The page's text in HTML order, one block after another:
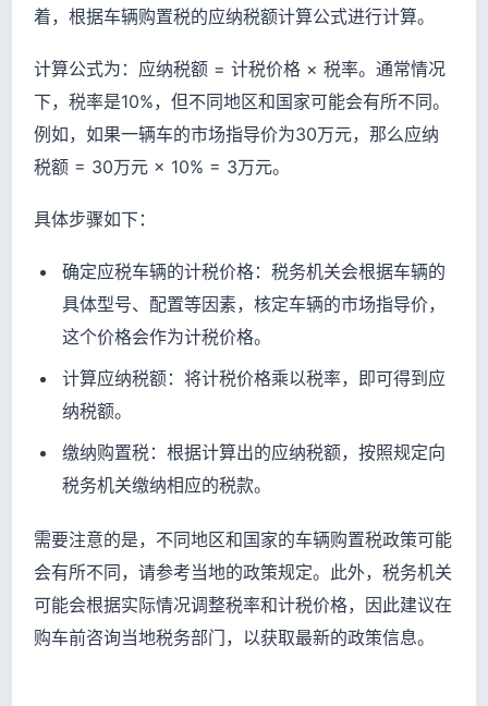
着，根据车辆购置税的应纳税额计算公式进行计算。
计算公式为：应纳税额 = 计税价格 × 税率。通常情况
下，税率是10%，但不同地区和国家可能会有所不同。
例如，如果一辆车的市场指导价为30万元，那么应纳
税额 = 30万元 × 10% = 3万元。
具体步骤如下：
确定应税车辆的计税价格：税务机关会根据车辆的
具体型号、配置等因素，核定车辆的市场指导价，
这个价格会作为计税价格。
计算应纳税额：将计税价格乘以税率，即可得到应
纳税额。
缴纳购置税：根据计算出的应纳税额，按照规定向
税务机关缴纳相应的税款。
需要注意的是，不同地区和国家的车辆购置税政策可能
会有所不同，请参考当地的政策规定。此外，税务机关
可能会根据实际情况调整税率和计税价格，因此建议在
购车前咨询当地税务部门，以获取最新的政策信息。